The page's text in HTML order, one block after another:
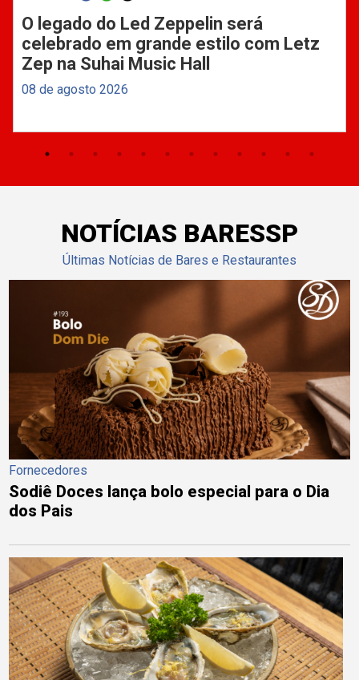
O legado do Led Zeppelin será
celebrado em grande estilo com Letz
Zep na Suhai Music Hall
08 de agosto 2026
NOTÍCIAS BARESSP
Últimas Notícias de Bares e Restaurantes
Fornecedores
Sodiê Doces lança bolo especial para o Dia
dos Pais